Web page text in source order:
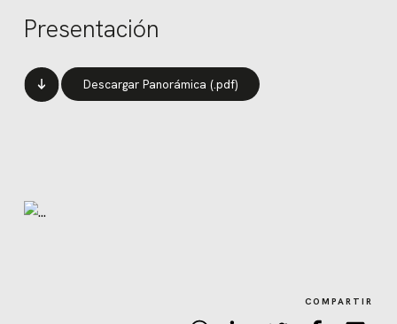
Presentación
Descargar Panorámica (.pdf)
COMPARTIR